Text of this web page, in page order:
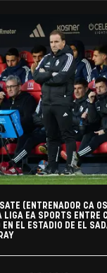
(ENTRENADOR CA
LIGA EA SPORTS ENTRE
EN EL ESTADIO DE EL